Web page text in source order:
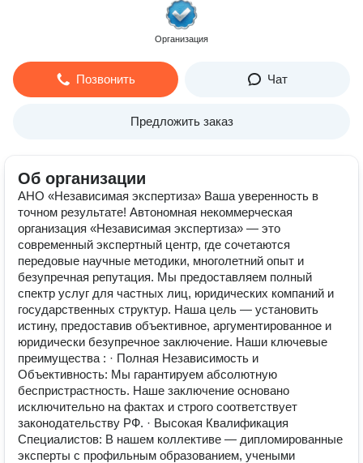
Организация
Позвонить Чат
Предложить заказ
Об организации
АНО «Независимая экспертиза» Ваша уверенность в
точном результате! Автономная некоммерческая
организация «Независимая экспертиза» — это
современный экспертный центр, где сочетаются
передовые научные методики, многолетний опыт и
безупречная репутация. Мы предоставляем полный
спектр услуг для частных лиц, юридических компаний и
государственных структур. Наша цель — установить
истину, предоставив объективное, аргументированное и
юридически безупречное заключение. Наши ключевые
преимущества : · Полная Независимость и
Объективность: Мы гарантируем абсолютную
беспристрастность. Наше заключение основано
исключительно на фактах и строго соответствует
законодательству РФ. · Высокая Квалификация
Специалистов: В нашем коллективе — дипломированные
эксперты с профильным образованием, учеными